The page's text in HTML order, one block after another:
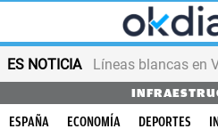
ES NOTICIA Líneas blancas en
ESPAÑA ECONOMÍA DEPORTES